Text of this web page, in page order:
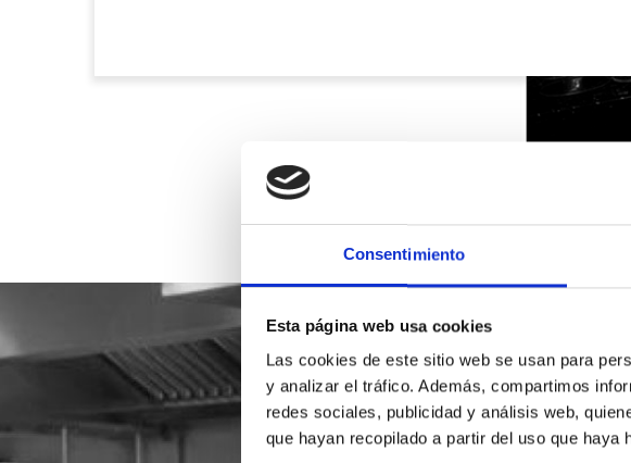
Consentimiento
Esta página web usa cookies
Las cookies de este sitio web se usan para
y analizar el tráfico. Además, compartimos
redes sociales, publicidad y análisis web,
que hayan recopilado a partir del uso que haya